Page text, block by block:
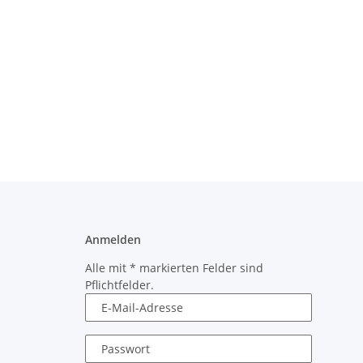
Anmelden
Alle mit * markierten Felder sind
Pflichtfelder.
E-Mail-Adresse
Passwort